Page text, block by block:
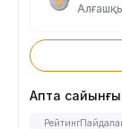
Апта
Рейтинг